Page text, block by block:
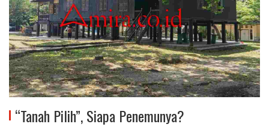
“Tanah Pilih”, Siapa Penemunya?